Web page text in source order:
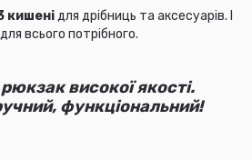
кишенідля дрібниць та аксесуарів. І
для всього потрібного.
високої якості.
функціональний!